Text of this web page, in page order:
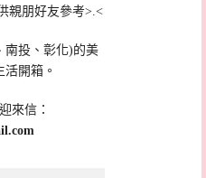
親朋好友參考>.<
南投、彰化)的美
開箱。
來信：